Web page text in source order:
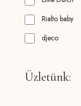
Rialto baby
djeco
Üzletünk: